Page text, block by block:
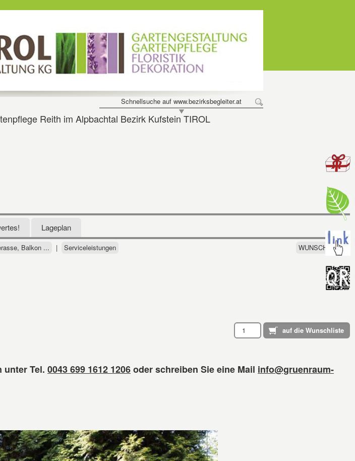
Schnellsuche auf www.bezirksbegleiter.at
Reith im Alpbachtal Bezirk Kufstein TIROL
Lageplan
Balkon ... | Serviceleistungen WUNSCHLISTE
unter Tel. 0043 699 1612 1206oder schreiben Sie eine Mail info@gruenraum-